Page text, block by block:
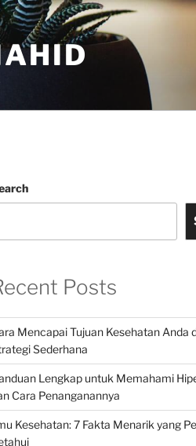
Posts
Mencapai Tujuan Kesehatan Anda
Sederhana
Lengkap untuk Memahami
Cara Penanganannya
Kesehatan: 7 Fakta Menarik yang